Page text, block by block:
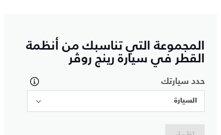
المجموعة التي تناسبك من أنظمة
القطر في سيارة رينج روڤر
حدد سيارتك
السيارة